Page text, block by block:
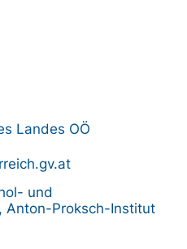
Landes OÖ
und
Anton-Proksch-Institut